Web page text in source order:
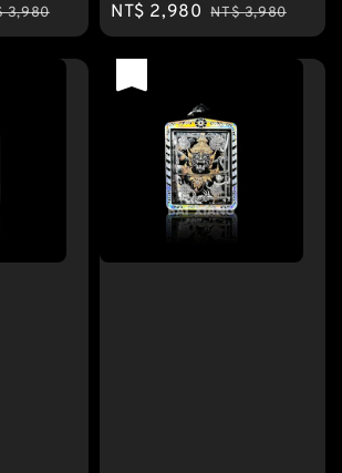
3,980
Sale
price
NT$ 2,980 Regular
price
NT$ 3,980